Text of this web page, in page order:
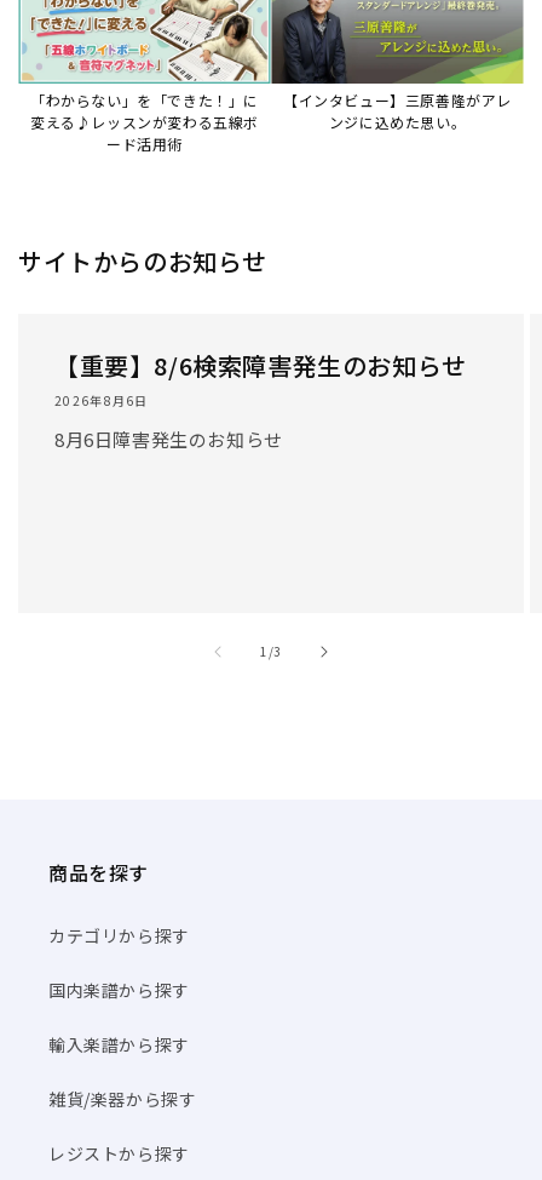
8月6日障害発生のお知らせ
商品を探す
カテゴリから探す
国内楽譜から探す
輸入楽譜から探す
雑貨/楽器から探す
レジストから探す